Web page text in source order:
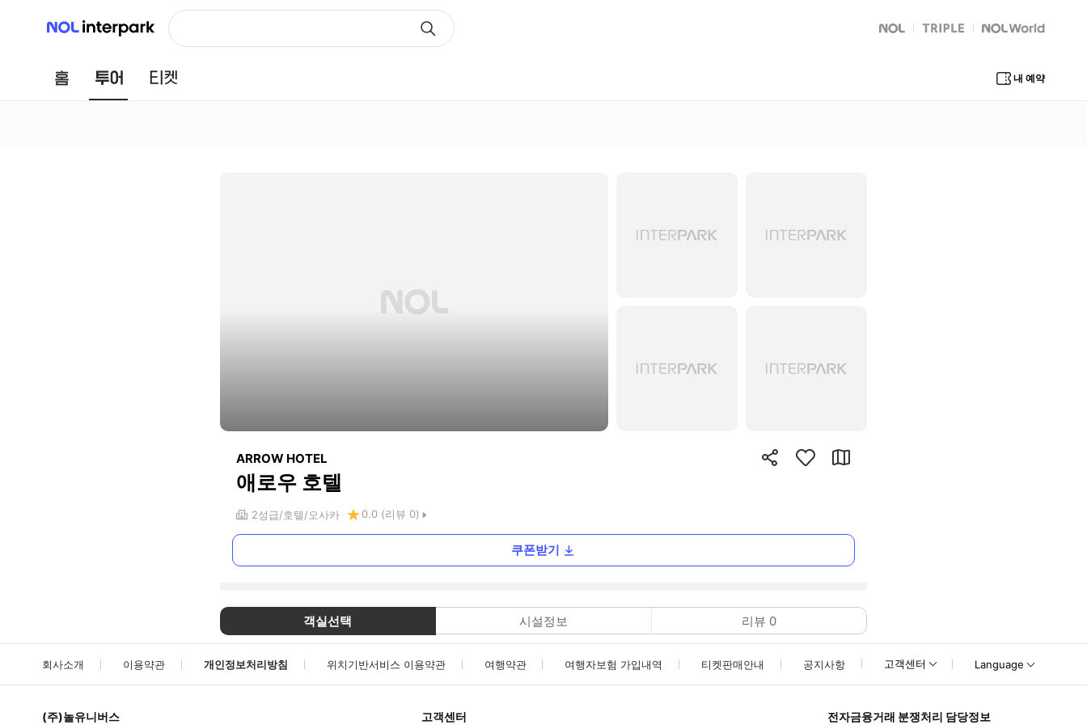
NOL 인터파크
NOL
트리플 Global Interpark
홈 투어 내 예약
ARROW HOTEL
애로우 호텔
2성급 호텔 오사카 0.0 (리뷰 0)
쿠폰받기
객실선택 시설정보 리뷰 0
회사소개 이용약관 개인정보처리방침 위치기반서비스 이용약관 여행약관 여행자보험 가입내역 티켓판매안내 공지사항 고객센터 Language
(주)놀유니버스 고객센터 전자금융거래 분쟁처리 담당정보